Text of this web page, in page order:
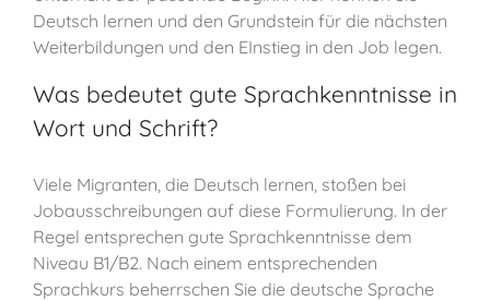
Deutsch lernen und den Grundstein für die nächsten
Weiterbildungen und den EInstieg in den Job legen.
Was bedeutet gute Sprachkenntnisse in
Wort und Schrift?
Viele Migranten, die Deutsch lernen, stoßen bei
Jobausschreibungen auf diese Formulierung. In der
Regel entsprechen gute Sprachkenntnisse dem
Niveau B1/B2. Nach einem entsprechenden
Sprachkurs beherrschen Sie die deutsche Sprache